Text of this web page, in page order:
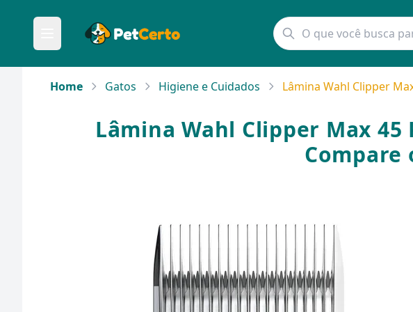
Home Gatos Higiene e Cuidados Lâmina Wahl Clipper
Lâmina Wahl Clipper Max 45
Compare